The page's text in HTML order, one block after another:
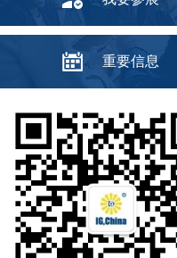
重要信息